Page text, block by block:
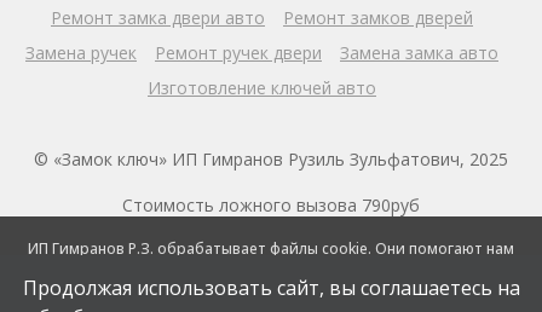
Ремонт замка двери авто
Ремонт замков дверей
Замена ручек
Ремонт ручек двери
Замена замка авто
Изготовление ключей авто
© «Замок ключ» ИП Гимранов Рузиль Зульфатович, 2025
Стоимость ложного вызова 790руб
Политика конфиденциальности и обработки персональных
данных
ИП Гимранов Р.З. обрабатывает файлы cookie. Они помогают нам
с сайтом, вы соглашаетесь с обработкой файлов cookie вашего
браузера. Однако вы можете запретить обработку некоторых
Продолжая использовать сайт, вы соглашаетесь на